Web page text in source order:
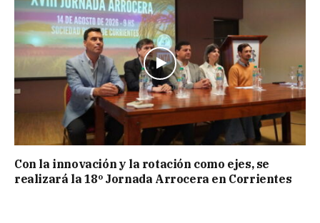
Con la innovación y la rotación como ejes, se
realizará la 18º Jornada Arrocera en Corrientes